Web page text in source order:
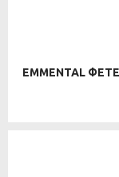
EMMENTAL